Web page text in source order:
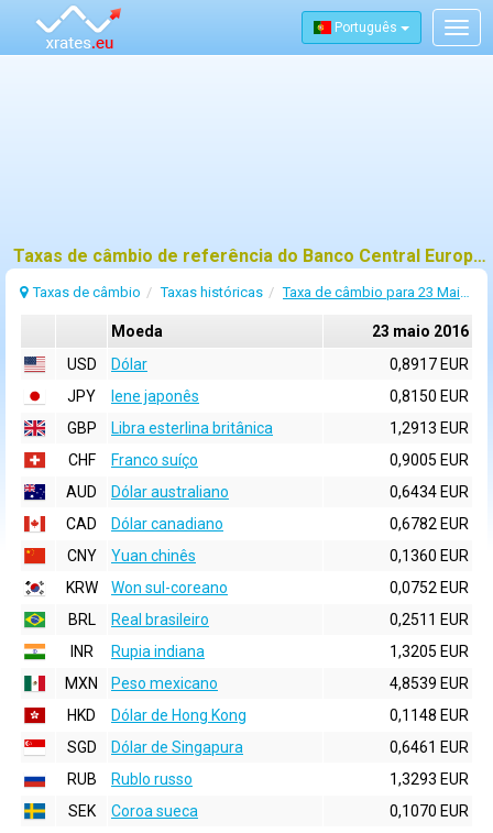
Português
Taxas de câmbio de referência do Banco Central Europeu (BCE) para 23 maio 2016
Taxas de câmbio Taxas históricas Taxa de câmbio para 23 Maio 2016
Moeda
23 maio 2016
USD
Dólar
0,8917 EUR
JPY
Iene japonês
0,8150 EUR
GBP
Libra esterlina britânica
1,2913 EUR
CHF
Franco suíço
0,9005 EUR
AUD
Dólar australiano
0,6434 EUR
CAD
Dólar canadiano
0,6782 EUR
CNY
Yuan chinês
0,1360 EUR
KRW
Won sul-coreano
0,0752 EUR
BRL
Real brasileiro
0,2511 EUR
INR
Rupia indiana
1,3205 EUR
MXN
Peso mexicano
4,8539 EUR
HKD
Dólar de Hong Kong
0,1148 EUR
SGD
Dólar de Singapura
0,6461 EUR
RUB
Rublo russo
1,3293 EUR
SEK
Coroa sueca
0,1070 EUR